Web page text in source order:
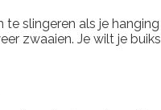
slingeren als je
zwaaien. Je wilt je